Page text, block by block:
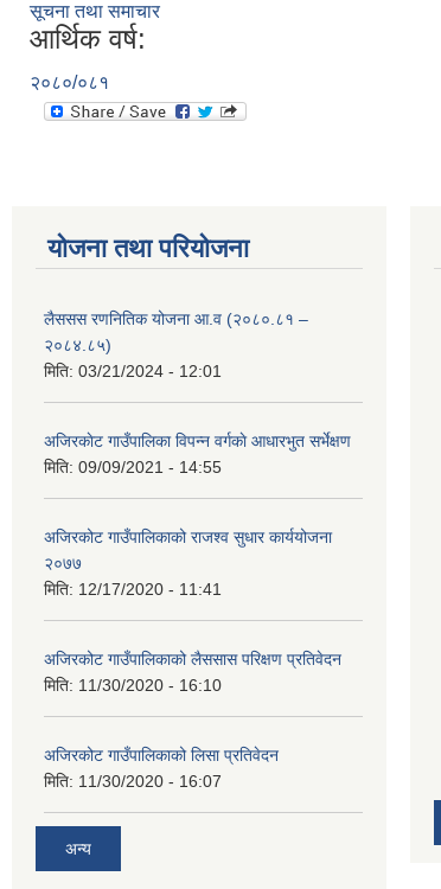
सूचना तथा समाचार
आर्थिक वर्ष:
२०८०/०८१
योजना तथा परियोजना
लैससस रणनितिक योजना आ.व (२०८०.८१ –
२०८४.८५)
मिति: 03/21/2024 - 12:01
अजिरकाेट गाउँपालिका विपन्न वर्गकाे आधारभुत सर्भेक्षण
मिति: 09/09/2021 - 14:55
अजिरकोट गाउँपालिकाको राजश्व सुधार कार्ययोजना
२०७७
मिति: 12/17/2020 - 11:41
अजिरकोट गाउँपालिकाको लैससास परिक्षण प्रतिवेदन
मिति: 11/30/2020 - 16:10
अजिरकोट गाउँपालिकाको लिसा प्रतिवेदन
मिति: 11/30/2020 - 16:07
अन्य